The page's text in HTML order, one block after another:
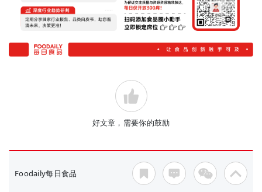
好文章，需要你的鼓励
Foodaily每日食品